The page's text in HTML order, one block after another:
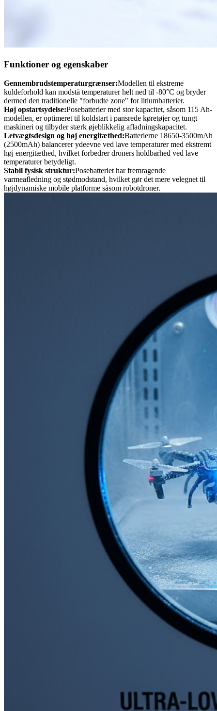
Funktioner og egenskaber
Gennembrudstemperaturgrænser:Modellen til ekstreme
kuldeforhold kan modstå temperaturer helt ned til -80°C og bryder
dermed den traditionelle "forbudte zone" for litiumbatterier.
Høj opstartsydelse:Posebatterier med stor kapacitet, såsom 115 Ah-
modellen, er optimeret til koldstart i pansrede køretøjer og tungt
maskineri og tilbyder stærk øjeblikkelig afladningskapacitet.
Letvægtsdesign og høj energitæthed:Batterierne 18650-3500mAh
(2500mAh) balancerer ydeevne ved lave temperaturer med ekstremt
høj energitæthed, hvilket forbedrer droners holdbarhed ved lave
temperaturer betydeligt.
Stabil fysisk struktur:Posebatteriet har fremragende
varmeafledning og stødmodstand, hvilket gør det mere velegnet til
højdynamiske mobile platforme såsom robotdroner.